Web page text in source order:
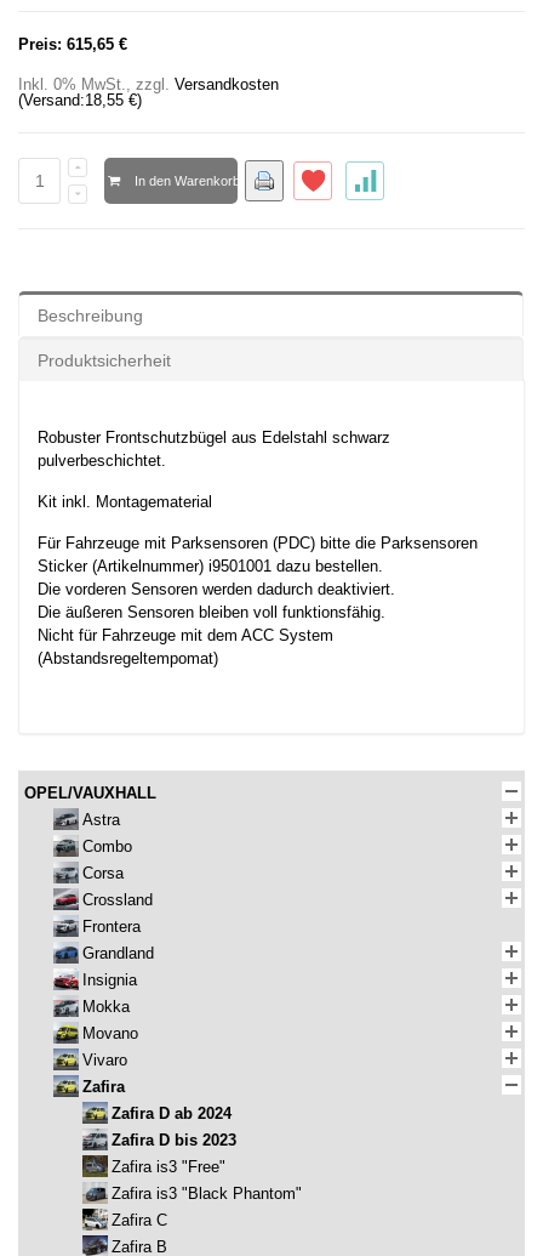
Preis: 615,65 €
Inkl. 0% MwSt., zzgl. Versandkosten
(Versand:18,55 €)
In den Warenkorb
Beschreibung
Produktsicherheit
Robuster Frontschutzbügel aus Edelstahl schwarz
pulverbeschichtet.
Kit inkl. Montagematerial
Für Fahrzeuge mit Parksensoren (PDC) bitte die Parksensoren
Sticker (Artikelnummer) i9501001 dazu bestellen.
Die vorderen Sensoren werden dadurch deaktiviert.
Die äußeren Sensoren bleiben voll funktionsfähig.
Nicht für Fahrzeuge mit dem ACC System
(Abstandsregeltempomat)
OPEL/VAUXHALL
Astra
Combo
Corsa
Crossland
Frontera
Grandland
Insignia
Mokka
Movano
Vivaro
Zafira
Zafira D ab 2024
Zafira D bis 2023
Zafira is3 "Free"
Zafira is3 "Black Phantom"
Zafira C
Zafira B